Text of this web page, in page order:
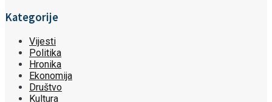
Kategorije
Vijesti
Politika
Hronika
Ekonomija
Društvo
Kultura